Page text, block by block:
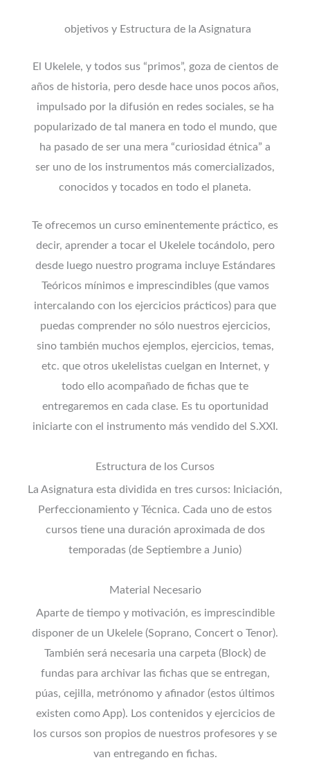
objetivos y Estructura de la Asignatura
El Ukelele, y todos sus “primos”, goza de cientos de
años de historia, pero desde hace unos pocos años,
impulsado por la difusión en redes sociales, se ha
popularizado de tal manera en todo el mundo, que
ha pasado de ser una mera “curiosidad étnica” a
ser uno de los instrumentos más comercializados,
conocidos y tocados en todo el planeta.
Te ofrecemos un curso eminentemente práctico, es
decir, aprender a tocar el Ukelele tocándolo, pero
desde luego nuestro programa incluye Estándares
Teóricos mínimos e imprescindibles (que vamos
intercalando con los ejercicios prácticos) para que
puedas comprender no sólo nuestros ejercicios,
sino también muchos ejemplos, ejercicios, temas,
etc. que otros ukelelistas cuelgan en Internet, y
todo ello acompañado de fichas que te
entregaremos en cada clase. Es tu oportunidad
iniciarte con el instrumento más vendido del S.XXI.
Estructura de los Cursos
La Asignatura esta dividida en tres cursos: Iniciación,
Perfeccionamiento y Técnica. Cada uno de estos
cursos tiene una duración aproximada de dos
temporadas (de Septiembre a Junio)
Material Necesario
Aparte de tiempo y motivación, es imprescindible
disponer de un Ukelele (Soprano, Concert o Tenor).
También será necesaria una carpeta (Block) de
fundas para archivar las fichas que se entregan,
púas, cejilla, metrónomo y afinador (estos últimos
existen como App). Los contenidos y ejercicios de
los cursos son propios de nuestros profesores y se
van entregando en fichas.